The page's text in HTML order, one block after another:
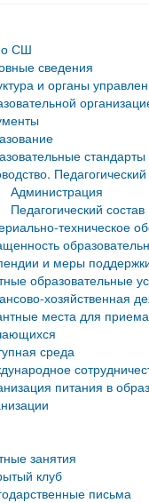
о СШ
сведения
и органы
стандарты
Администрация
Педагогический состав
техническое
и меры
образовательные
хозяйственная
места для
среда
питания в
занятия
клуб
письма